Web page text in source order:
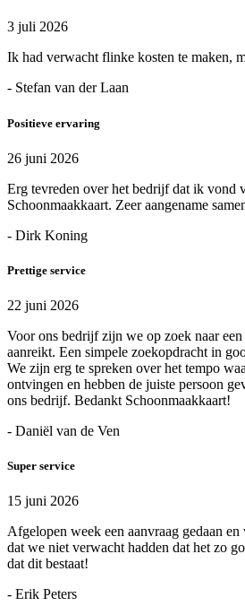
3 juli 2026
Ik had verwacht flinke kosten te maken,
- Stefan van der Laan
Positieve ervaring
26 juni 2026
Erg tevreden over het bedrijf dat ik vond
Schoonmaakkaart. Zeer aangename
- Dirk Koning
Prettige service
22 juni 2026
Voor ons bedrijf zijn we op zoek naar
aanreikt. Een simpele zoekopdracht in
We zijn erg te spreken over het tempo
ontvingen en hebben de juiste persoon
ons bedrijf. Bedankt Schoonmaakkaart!
- Daniël van de Ven
Super service
15 juni 2026
Afgelopen week een aanvraag gedaan
dat we niet verwacht hadden dat het zo
dat dit bestaat!
- Erik Peters